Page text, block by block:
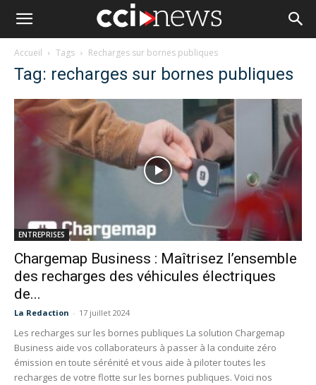
Accueil Tags Recharges sur bornes publiques
Tag: recharges sur bornes publiques
ENTREPRISES
Chargemap Business : Maîtrisez l’ensemble
des recharges des véhicules électriques
de...
La Redaction - 17 juillet 2024
Les recharges sur les bornes publiques La solution Chargemap
Business aide vos collaborateurs à passer à la conduite zéro
émission en toute sérénité et vous aide à piloter toutes les
recharges de votre flotte sur les bornes publiques. Voici nos